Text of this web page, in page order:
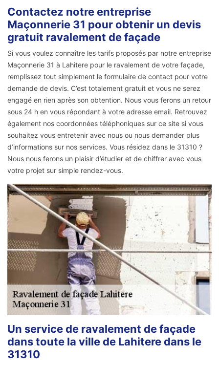
Contactez notre entreprise
Maçonnerie 31 pour obtenir un devis
gratuit ravalement de façade
Si vous voulez connaître les tarifs proposés par notre entreprise
Maçonnerie 31 à Lahitere pour le ravalement de votre façade,
remplissez tout simplement le formulaire de contact pour votre
demande de devis. C’est totalement gratuit et vous ne serez
engagé en rien après son obtention. Nous vous ferons un retour
sous 24 h en vous répondant à votre adresse email. Retrouvez
également nos coordonnées téléphoniques sur ce site si vous
souhaitez vous entretenir avec nous ou nous demander plus
d’informations sur nos services. Vous résidez dans le 31310 ?
Nous nous ferons un plaisir d’étudier et de chiffrer avec vous
votre projet sur simple rendez-vous.
Un service de ravalement de façade
dans toute la ville de Lahitere dans le
31310